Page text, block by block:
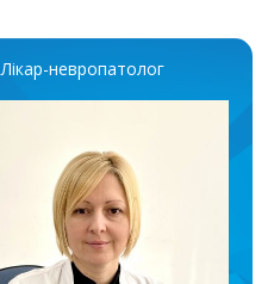
Лікар-невропатолог